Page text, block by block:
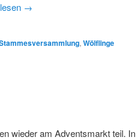
→
, Wölflinge
wieder am Adventsmarkt teil. In